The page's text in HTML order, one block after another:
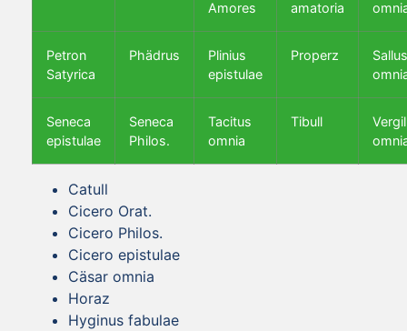
Amores
amatoria
Petron
Satyrica
Phädrus
Plinius
epistulae
Properz
Seneca
epistulae
Seneca
Philos.
Tacitus
omnia
Tibull
Vergil
Catull
Cicero Orat.
Cicero Philos.
Cicero epistulae
Cäsar omnia
Horaz
Hyginus fabulae